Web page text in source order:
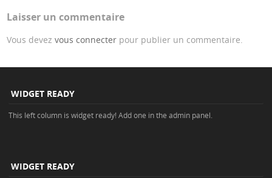
Laisser un commentaire
Vous devezvous connecter pour publier un commentaire.
WIDGET READY
This left column is widget ready! Add one in the admin panel.
WIDGET READY